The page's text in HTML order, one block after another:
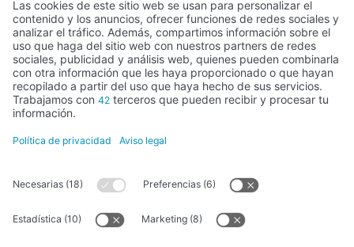
Actividad subvencionada por el Ministerio de Educación, Cultura y
Deporte
FUNDACIÓN SANTA MARÍA LA REAL DEL PATRIMONIO HISTÓRICO –
Avda. Ronda, 1-3. 34.800 Aguilar de Campoo (Palencia) | 979 125 000 –
tienda@santamarialareal.org